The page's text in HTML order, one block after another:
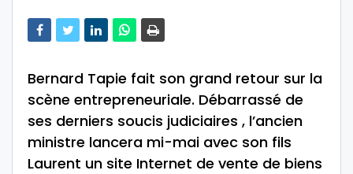
Bernard Tapie fait son grand retour sur la
scène entrepreneuriale. Débarrassé de
ses derniers soucis judiciaires , l’ancien
ministre lancera mi-mai avec son fils
Laurent un site Internet de vente de biens